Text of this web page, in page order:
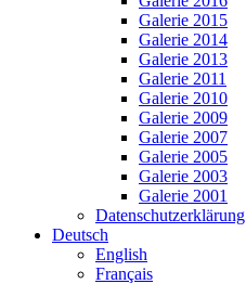
Galerie 2015
Galerie 2014
Galerie 2013
Galerie 2011
Galerie 2010
Galerie 2009
Galerie 2007
Galerie 2005
Galerie 2003
Galerie 2001
Datenschutzerklärung
Deutsch
English
Français